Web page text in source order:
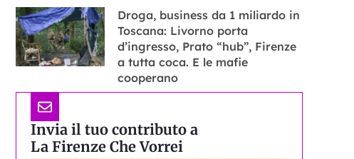
Droga, business da 1 miliardo in
Toscana: Livorno porta
d’ingresso, Prato “hub”, Firenze
a tutta coca. E le mafie
cooperano
Invia il tuo contributo a
La Firenze Che Vorrei